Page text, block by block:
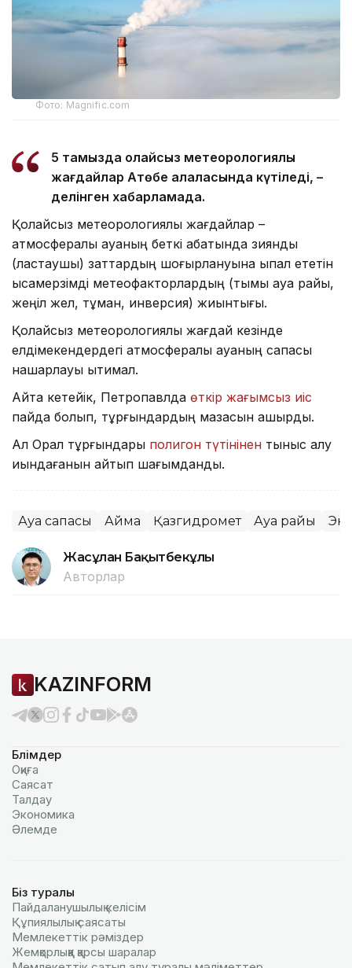
Фото: Magnific.com
5 тамызда қолайсыз метеорологиялық
жағдайлар Ақтөбе қалаласында күтіледі, –
делінген хабарламада.
Қолайсыз метеорологиялық жағдайлар –
атмосфералық ауаның беткі қабатында зиянды
(ластаушы) заттардың шоғырлануына ықпал ететін
қысқамерзімді метеофакторлардың (тымық ауа райы,
жеңіл жел, тұман, инверсия) жиынтығы.
Қолайсыз метеорологиялық жағдай кезінде
елдімекендердегі атмосфералық ауаның сапасы
нашарлауы ықтимал.
Айта кетейік, Петропавлда өткір жағымсыз иіс
пайда болып, тұрғындардың мазасын қашырды.
Ал Орал тұрғындары полигон түтінінен тыныс алу
қиындағанын айтып шағымданды.
Ауа сапасы Аймақ Қазгидромет Ауа райы
Жасұлан Бақытбекұлы
Авторлар
KAZINFORM
Бөлімдер
Оқиға
Саясат
Талдау
Экономика
Әлемде
Біз туралы
Пайдаланушылық келiciм
Құпиялылық саясаты
Мемлекеттік рәміздер
Жемқорлыққа қарсы шаралар